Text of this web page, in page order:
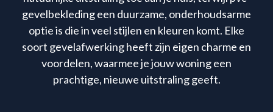
gevelbekleding een duurzame, onderhoudsarme
optie is die in veel stijlen en kleuren komt. Elke
soort gevelafwerking heeft zijn eigen charme en
voordelen, waarmee je jouw woning een
prachtige, nieuwe uitstraling geeft.